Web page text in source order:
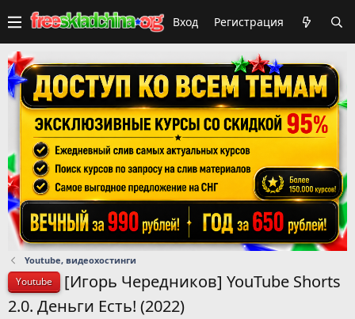
Вход Регистрация
Youtube, видеохостинги
Youtube
[Игорь Чередников] YouTube Shorts
2.0. Деньги Есть! (2022)